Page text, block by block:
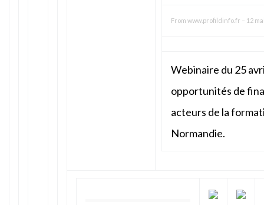
From www.profildinfo.fr – 12
Webinaire du 25
opportunités de
acteurs de la
Normandie.